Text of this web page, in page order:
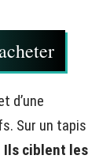
d’une
Sur un tapis
Ils ciblent les